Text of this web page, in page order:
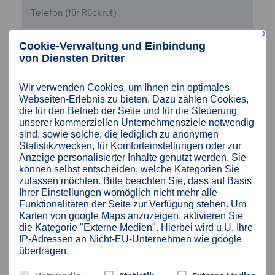
Ja, ich habe dieDatenschutzerklärunggelesen
und willige der Verarbeitung meiner Daten ein.
Cookie-Verwaltung und Einbindung
von Diensten Dritter
×
Wir verwenden Cookies, um Ihnen ein optimales
Webseiten-Erlebnis zu bieten. Dazu zählen Cookies,
die für den Betrieb der Seite und für die Steuerung
unserer kommerziellen Unternehmensziele notwendig
sind, sowie solche, die lediglich zu anonymen
Statistikzwecken, für Komforteinstellungen oder zur
Anzeige personalisierter Inhalte genutzt werden. Sie
können selbst entscheiden, welche Kategorien Sie
zulassen möchten. Bitte beachten Sie, dass auf Basis
Ihrer Einstellungen womöglich nicht mehr alle
Funktionalitäten der Seite zur Verfügung stehen. Um
Karten von google Maps anzuzeigen, aktivieren Sie
die Kategorie "Externe Medien". Hierbei wird u.U. Ihre
IP-Adressen an Nicht-EU-Unternehmen wie google
übertragen.